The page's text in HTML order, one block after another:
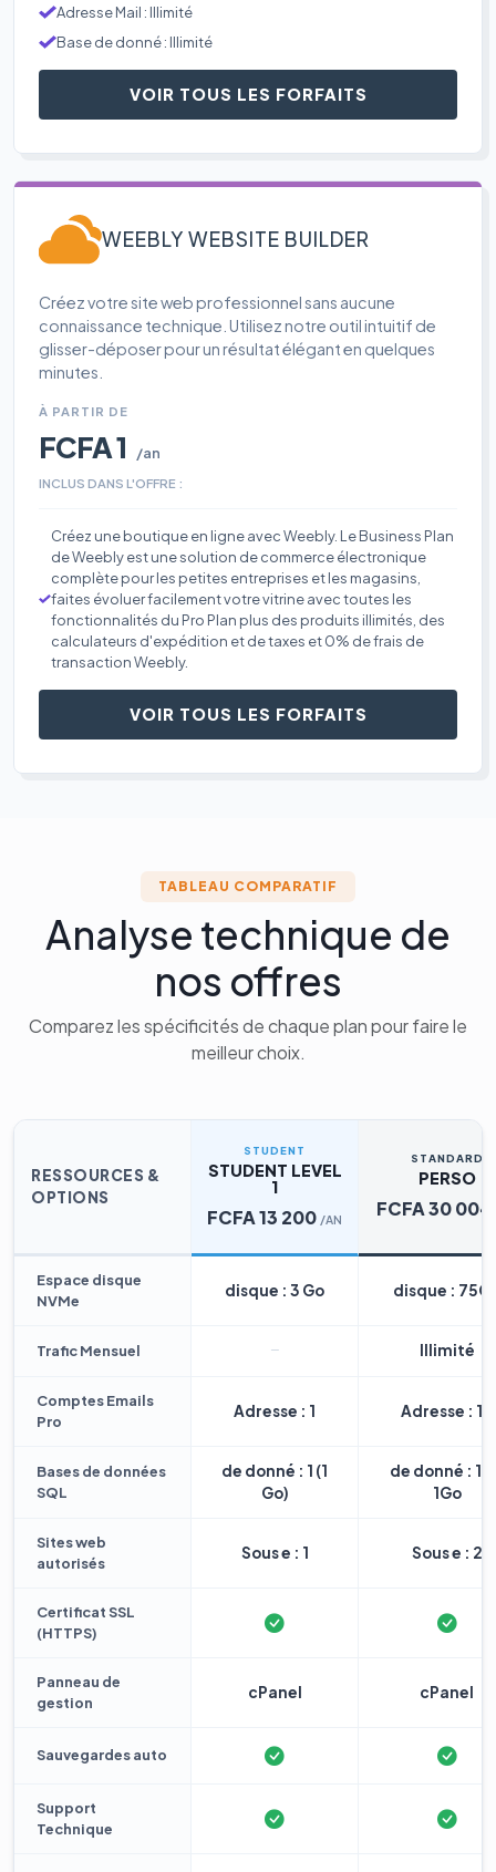
Adresse Mail : Illimité
Base de donné : Illimité
VOIR TOUS LES FORFAITS
WEEBLY WEBSITE BUILDER
Créez votre site web professionnel sans aucune
connaissance technique. Utilisez notre outil intuitif de
glisser-déposer pour un résultat élégant en quelques
minutes.
À PARTIR DE
FCFA 1 /an
INCLUS DANS L'OFFRE :
Créez une boutique en ligne avec Weebly. Le Business Plan
de Weebly est une solution de commerce électronique
complète pour les petites entreprises et les magasins,
faites évoluer facilement votre vitrine avec toutes les
fonctionnalités du Pro Plan plus des produits illimités, des
calculateurs d'expédition et de taxes et 0% de frais de
transaction Weebly.
VOIR TOUS LES FORFAITS
TABLEAU COMPARATIF
Analyse technique de
nos offres
Comparez les spécificités de chaque plan pour faire le
meilleur choix.
RESSOURCES &
OPTIONS
STUDENT
STUDENT LEVEL
1
FCFA 13 200 /AN
STANDARD
PERSO
FCFA 30 004
Espace disque
NVMe
disque : 3 Go disque :
Trafic Mensuel Illimité
Comptes Emails
Pro
Adresse : 1 Adresse : 10
Bases de données
SQL
de donné : 1 (1
Go)
de donné : 1
1Go
Sites web
autorisés
Sous e : 1 Sous e : 2
Certificat SSL
(HTTPS)
Panneau de
gestion
cPanel cPanel
Sauvegardes auto
Support
Technique